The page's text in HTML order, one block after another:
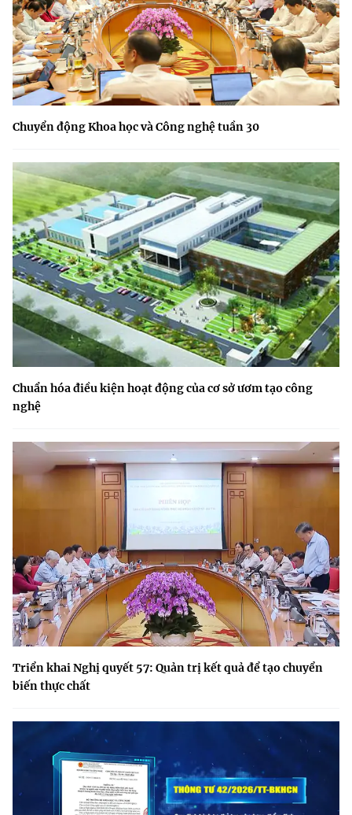
Chuyển động Khoa học và Công nghệ tuần 30
Chuẩn hóa điều kiện hoạt động của cơ sở ươm tạo công
nghệ
Triển khai Nghị quyết 57: Quản trị kết quả để tạo chuyển
biến thực chất